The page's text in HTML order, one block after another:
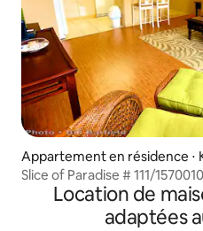
Appartement en résidence ⋅
Slice of Paradise # 111/
Location de
adaptées